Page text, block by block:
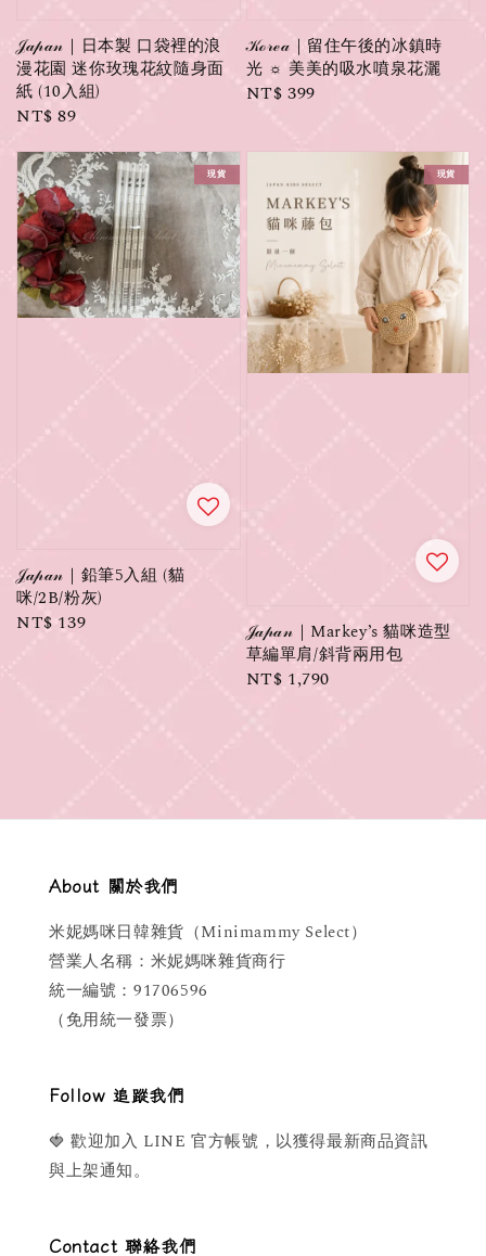
𝒥𝒶𝓅𝒶𝓃｜日本製 口袋裡的浪
漫花園 迷你玫瑰花紋隨身面
紙 (10入組)
Regular
NT$ 89
𝒦ℴ𝓇ℯ𝒶｜留住午後的冰鎮時
光 ☼ 美美的吸水噴泉花灑
Regular
NT$ 399
現貨
𝒥𝒶𝓅𝒶𝓃｜鉛筆5入組 (貓
咪/2B/粉灰)
Regular
NT$ 139
現貨
𝒥𝒶𝓅𝒶𝓃｜Markey’s 貓咪造型
草編單肩/斜背兩用包
Regular
price
NT$ 1,790
About 關於我們
米妮媽咪日韓雜貨（Minimammy Select）
營業人名稱：米妮媽咪雜貨商行
統一編號：91706596
（免用統一發票）
Follow 追蹤我們
🍓 歡迎加入 LINE 官方帳號，以獲得最新商品資訊
與上架通知。
Contact 聯絡我們